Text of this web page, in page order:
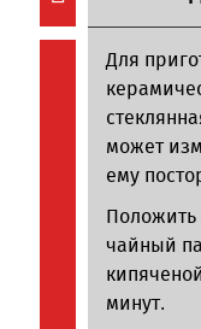
Для
может
ему
Положить
чайный
минут.